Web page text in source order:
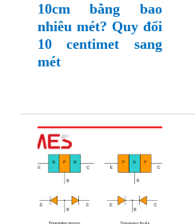
10cm bằng bao
nhiêu mét? Quy đổi
10 centimet sang
mét